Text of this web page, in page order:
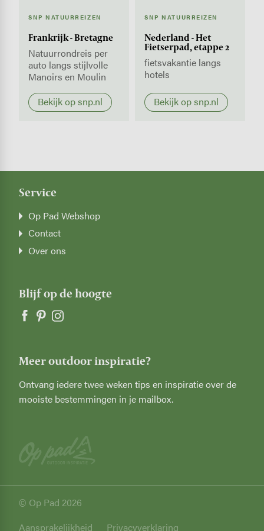
SNP NATUURREIZEN
Frankrijk - Bretagne
Natuurrondreis per
auto langs stijlvolle
Manoirs en Moulin
Bekijk op snp.nl
SNP NATUURREIZEN
Nederland - Het
Fietserpad, etappe 2
fietsvakantie langs
hotels
Bekijk op snp.nl
Service
Op Pad Webshop
Contact
Over ons
Blijf op de hoogte
Meer outdoor inspiratie?
Ontvang iedere twee weken tips en inspiratie over de
mooiste bestemmingen in je mailbox.
© Op Pad 2026
Privacy
Aansprakelijkheid Privacyverklaring